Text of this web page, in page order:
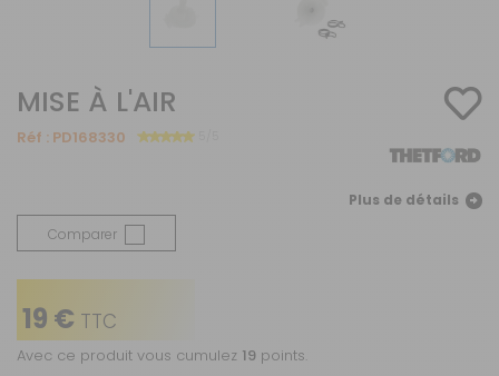
MISE À L'AIR
Réf : PD168330
Plus de détails
Comparer
19 € TTC
Avec ce produit vous cumulez 19 points.